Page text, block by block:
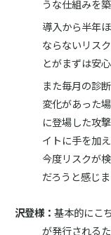
うな仕組みを
導入から半年
ならないリス
とがまずは安
また毎月の診
変化があった
に登場した攻
イトに手を加
今度リスクが
だろうと感じま
沢登様：基本的にこ
が発行される